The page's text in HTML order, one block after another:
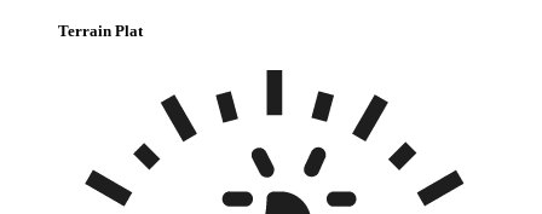
Terrain Plat